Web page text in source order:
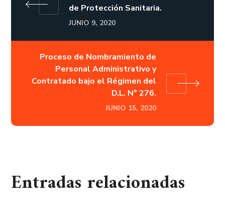
de Protección Sanitaria.
JUNIO 9, 2020
Proceso de Nombramiento de
Personal Administrativo y
Contratado bajo el Régimen del
D.L. N° 276.
JUNIO 15, 2020
Entradas relacionadas